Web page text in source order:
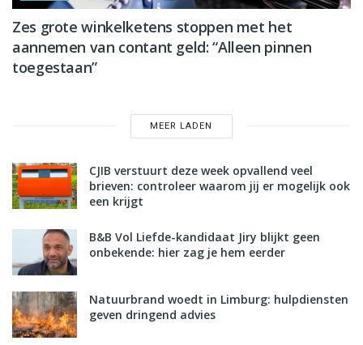
Zes grote winkelketens stoppen met het
aannemen van contant geld: “Alleen pinnen
toegestaan”
MEER LADEN
CJIB verstuurt deze week opvallend veel
brieven: controleer waarom jij er mogelijk ook
een krijgt
B&B Vol Liefde-kandidaat Jiry blijkt geen
onbekende: hier zag je hem eerder
Natuurbrand woedt in Limburg: hulpdiensten
geven dringend advies